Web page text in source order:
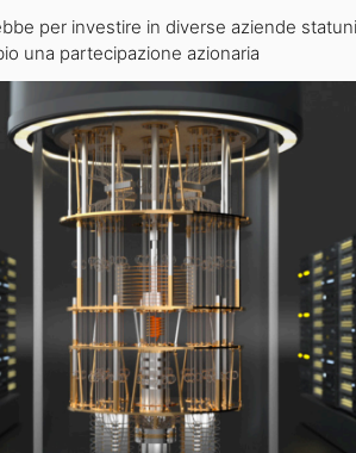
per investire in diverse aziende
una partecipazione azionaria